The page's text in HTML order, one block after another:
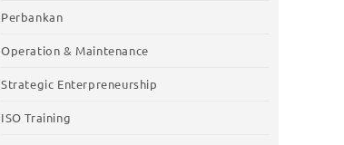
Perbankan
Operation & Maintenance
Strategic Enterpreneurship
ISO Training